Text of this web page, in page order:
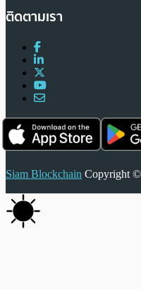
ติดตามเรา
Siam Blockchain Copyright